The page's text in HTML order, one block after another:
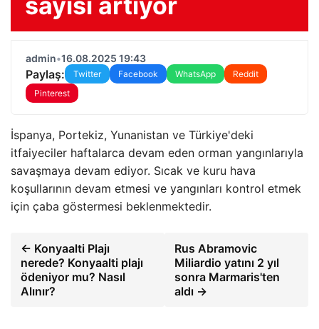
admin•16.08.2025 19:43
Paylaş: Twitter Facebook WhatsApp
Reddit
Pinterest
İspanya, Portekiz, Yunanistan ve Türkiye'deki
itfaiyeciler haftalarca devam eden orman yangınlarıyla
savaşmaya devam ediyor. Sıcak ve kuru hava
koşullarının devam etmesi ve yangınları kontrol etmek
için çaba göstermesi beklenmektedir.
← Konyaalti Plajı
nerede? Konyaalti plajı
ödeniyor mu? Nasıl
Alınır?
Rus Abramovic
Miliardio yatını 2 yıl
sonra Marmaris'ten
aldı →